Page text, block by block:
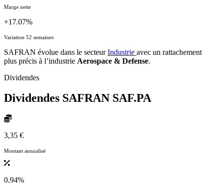
Marge nette
+17.07%
Variation 52 semaines
SAFRAN évolue dans le secteurIndustrie avec un rattachement
plus précis à l’industrie Aerospace & Defense.
Dividendes
Dividendes SAFRAN SAF.PA
3,35 €
Montant annualisé
0.94%